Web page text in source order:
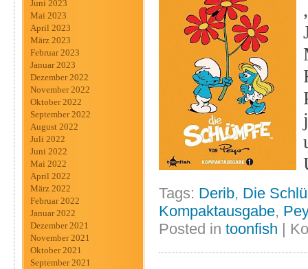
Juni 2023
Mai 2023
April 2023
März 2023
Februar 2023
Januar 2023
Dezember 2022
November 2022
Oktober 2022
September 2022
August 2022
Juli 2022
Juni 2022
Mai 2022
April 2022
März 2022
Februar 2022
Januar 2022
Dezember 2021
November 2021
Oktober 2021
September 2021
Tags: Derib, Die
Kompaktausgabe,
Posted in toonfish |